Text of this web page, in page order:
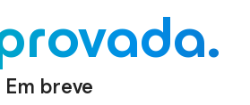
Em breve